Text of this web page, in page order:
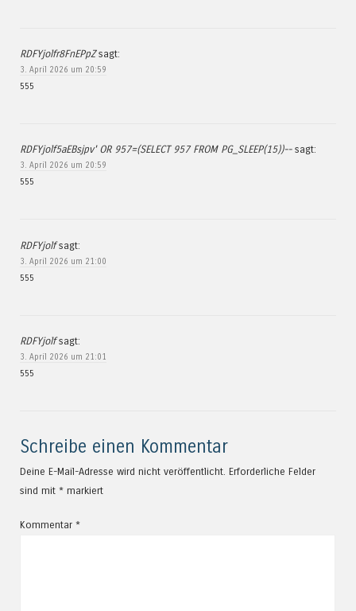
RDFYjolfr8FnEPpZ sagt:
3. April 2026 um 20:59
555
RDFYjolf5aEBsjpv' OR 957=(SELECT 957 FROM PG_SLEEP(15))-- sagt:
3. April 2026 um 20:59
555
RDFYjolf sagt:
3. April 2026 um 21:00
555
RDFYjolf sagt:
3. April 2026 um 21:01
555
Schreibe einen Kommentar
Deine E-Mail-Adresse wird nicht veröffentlicht. Erforderliche Felder
sind mit * markiert
Kommentar *